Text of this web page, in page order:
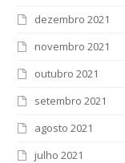
dezembro 2021
novembro 2021
outubro 2021
setembro 2021
agosto 2021
julho 2021